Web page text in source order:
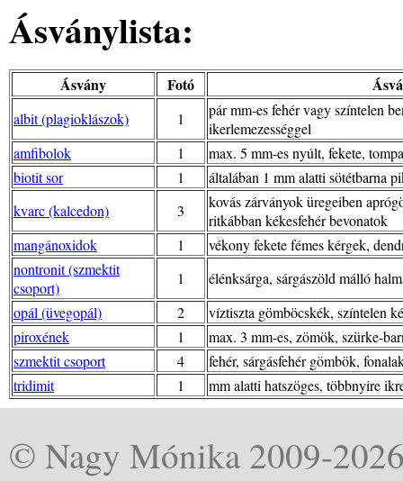
Ásványlista:
Ásvány Fotó
albit (plagioklászok) 1
pár mm-es fehér vagy színtelen
ikerlemezességgel
amfibolok
1
max. 5 mm-es nyúlt, fekete,
biotit sor
1
általában 1 mm alatti sötétbarna
kvarc (kalcedon)
3
kovás zárványok üregeiben
ritkábban kékesfehér bevonatok
mangánoxidok
1
vékony fekete fémes kérgek,
nontronit (szmektit
csoport)
1
élénksárga, sárgászöld málló
opál (üvegopál)
2
víztiszta gömböcskék, színtelen
piroxének
1
max. 3 mm-es, zömök, szürke-
szmektit csoport
4
fehér, sárgásfehér gömbök,
tridimit
1 mm alatti hatszöges, többnyire
© Nagy Mónika 2009-